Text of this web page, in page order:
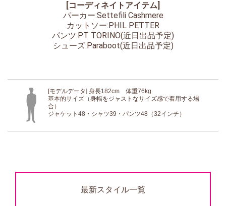
[コーディネイトアイテム]
パーカー:Settefili Cashmere
カットソー:PHIL PETTER
パンツ:PT TORINO(近日出品予定)
シューズ:Paraboot(近日出品予定)
[モデルデータ] 身長182cm 体重76kg
基本的サイズ（身幅をジャストなサイズ感で着用する場
合）
ジャケット48・シャツ39・パンツ48（32インチ）
最新スタイル一覧